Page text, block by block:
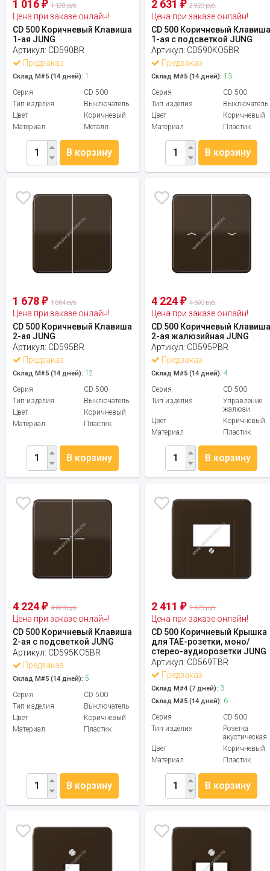
1 016 ₽ 1 128 руб.
Цена при заказе онлайн!
CD 500 Коричневый Клавиша
1-ая JUNG
Артикул: CD590BR
Предзаказ
Склад М#5 (14 дней): 1
Серия
CD 500
Тип изделия
Выключатель
Цвет
Коричневый
Материал
Металл
В корзину
2 631₽ 2 923 руб.
Цена при заказе онлайн!
CD 500 Коричневый
1-ая с подсветкой JUNG
Артикул: CD590KO5BR
Предзаказ
Склад М#5 (14 дней): 13
Серия
CD 500
Тип изделия
Выключатель
Цвет
Коричневый
Материал
Пластик
В корзину
1 678 ₽ 1 864 руб.
Цена при заказе онлайн!
CD 500 Коричневый Клавиша
2-ая JUNG
Артикул: CD595BR
Предзаказ
Склад М#5 (14 дней): 12
Серия
CD 500
Тип изделия
Выключатель
Цвет
Коричневый
Материал
Пластик
В корзину
4 224₽ 4 693 руб.
Цена при заказе онлайн!
CD 500 Коричневый
2-ая жалюзийная JUNG
Артикул: CD595PBR
Предзаказ
Склад М#5 (14 дней): 4
Серия
CD 500
Тип изделия
Управление
жалюзи
Цвет
Коричневый
Материал
Пластик
В корзину
4 224 ₽ 4 693 руб.
Цена при заказе онлайн!
CD 500 Коричневый Клавиша
2-ая с подсветкой JUNG
Артикул: CD595KO5BR
Предзаказ
Склад М#5 (14 дней): 5
Серия
CD 500
Тип изделия
Выключатель
Цвет
Коричневый
Материал
Пластик
В корзину
2 411₽ 2 678 руб.
Цена при заказе онлайн!
CD 500 Коричневый Крышка
для ТАЕ-розетки, моно/
стерео-аудиорозетки JUNG
Артикул: CD569TBR
Предзаказ
Склад М#4 (7 дней): 3
Склад М#5 (14 дней): 6
Серия
CD 500
Тип изделия
Розетка
акустическая
Цвет
Коричневый
Материал
Пластик
В корзину